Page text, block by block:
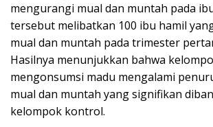
mengurangi mual dan muntah pada
tersebut melibatkan 100 ibu hamil
mual dan muntah pada trimester
Hasilnya menunjukkan bahwa
mengonsumsi madu mengalami
mual dan muntah yang signifikan
kelompok kontrol.